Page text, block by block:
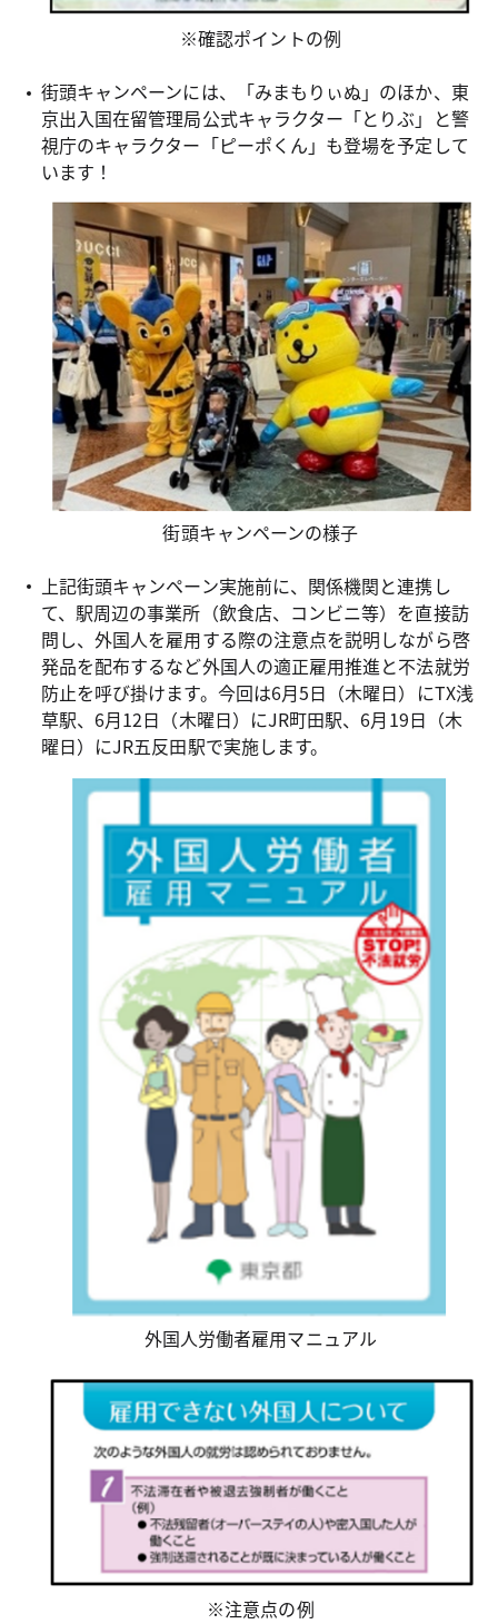
※確認ポイントの例
街頭キャンペーンには、「みまもりぃぬ」のほか、東
京出入国在留管理局公式キャラクター「とりぶ」と警
視庁のキャラクター「ピーポくん」も登場を予定して
います！
街頭キャンペーンの様子
上記街頭キャンペーン実施前に、関係機関と連携し
て、駅周辺の事業所（飲食店、コンビニ等）を直接訪
問し、外国人を雇用する際の注意点を説明しながら啓
発品を配布するなど外国人の適正雇用推進と不法就労
防止を呼び掛けます。今回は6月5日（木曜日）にTX浅
草駅、6月12日（木曜日）にJR町田駅、6月19日（木
曜日）にJR五反田駅で実施します。
外国人労働者雇用マニュアル
※注意点の例